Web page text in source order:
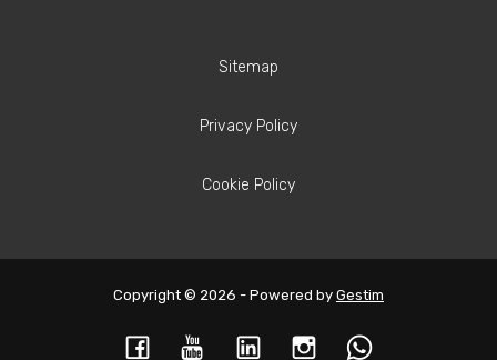
Sitemap
Privacy Policy
Cookie Policy
Copyright © 2026 - Powered by Gestim